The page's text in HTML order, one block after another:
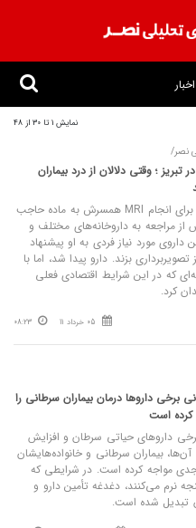
نمایش 1 تا 30 از 48
نصر/
تبریز ؛ وقتی دلالان از درد بیماران
نصر: م. الف برای انجام MRI همسرش به ماده حاجب
مراجعه به داروخانه‌های مختلف و
داروی مورد نیاز فردی به او پیشنهاد
بزند. دارو پیدا شد، اما با
که در این شرایط اقتصادی فعلی
کرد.
05 خرداد 11 08:23
برخی داروها درمان بیماران سرطانی را
کرده است
داروهای حیاتی سرطان و افزایش
بیماران سرطانی و خانواده‌هایشان
مواجه کرده است. در شرایطی که
نرم می‌کنند، دغدغه تأمین دارو و
تبدیل شده است.